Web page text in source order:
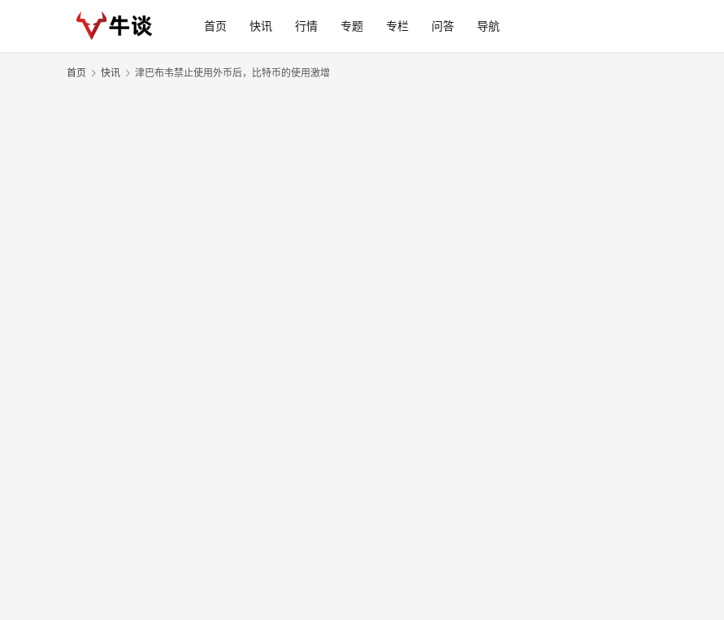
首页 快讯 行情 专题 专栏 问答 导航
首页 快讯 津巴布韦禁止使用外币后，比特币的使用激增